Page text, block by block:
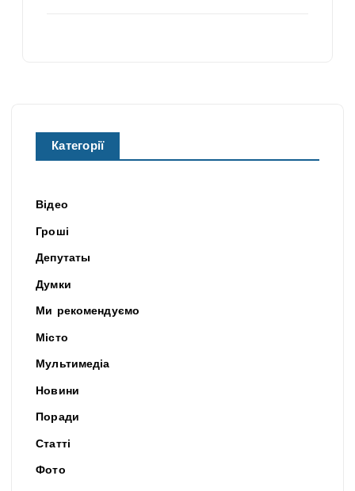
Категорії
Відео
Гроші
Депутаты
Думки
Ми рекомендуємо
Місто
Мультимедіа
Новини
Поради
Статті
Фото